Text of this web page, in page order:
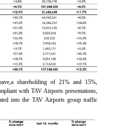
shareholding of 21% and 15%,
with TAV Airports presentations,
into the TAV Airports group traffic